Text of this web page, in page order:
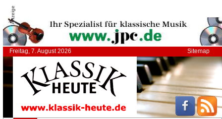
Anzeige
Freitag, 7. August 2026 Sitemap